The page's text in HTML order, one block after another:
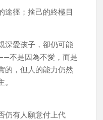
途徑；捨己的終極目
深愛孩子，卻仍可能
不是因為不愛，而是
的，但人的能力仍然
仍有人願意付上代